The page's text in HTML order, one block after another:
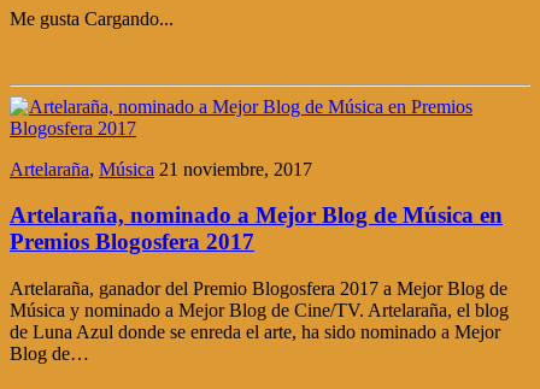
Me gusta Cargando...
Artelaraña, Música 21 noviembre, 2017
Artelaraña, nominado a Mejor Blog de Música en
Premios Blogosfera 2017
Artelaraña, ganador del Premio Blogosfera 2017 a Mejor Blog de
Música y nominado a Mejor Blog de Cine/TV. Artelaraña, el blog
de Luna Azul donde se enreda el arte, ha sido nominado a Mejor
Blog de…